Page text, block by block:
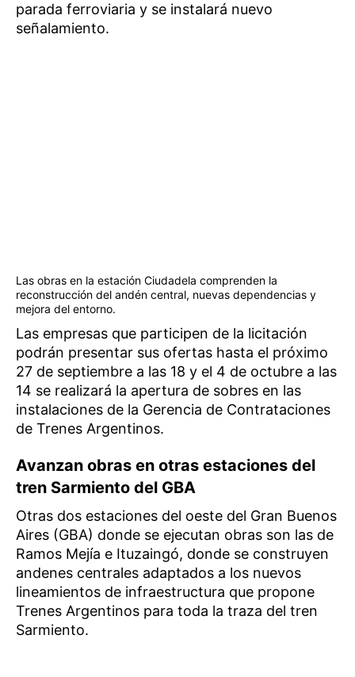
parada ferroviaria y se instalará nuevo
señalamiento.
Las obras en la estación Ciudadela comprenden la
reconstrucción del andén central, nuevas dependencias y
mejora del entorno.
Las empresas que participen de la licitación
podrán presentar sus ofertas hasta el próximo
27 de septiembre a las 18 y el 4 de octubre a las
14 se realizará la apertura de sobres en las
instalaciones de la Gerencia de Contrataciones
de Trenes Argentinos.
Avanzan obras en otras estaciones del
tren Sarmiento del GBA
Otras dos estaciones del oeste del Gran Buenos
Aires (GBA) donde se ejecutan obras son las de
Ramos Mejía e Ituzaingó, donde se construyen
andenes centrales adaptados a los nuevos
lineamientos de infraestructura que propone
Trenes Argentinos para toda la traza del tren
Sarmiento.